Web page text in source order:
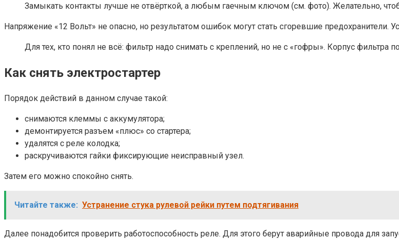
Замыкать контакты лучше не отвёрткой, а любым гаечным ключом (см. фото). Желательно,
Напряжение «12 Вольт» не опасно, но результатом ошибок могут стать сгоревшие предохранители.
Для тех, кто понял не всё: фильтр надо снимать с креплений, но не с «гофры». Корпус фильтра
Как снять электростартер
Порядок действий в данном случае такой:
снимаются клеммы с аккумулятора;
демонтируется разъем «плюс» со стартера;
удалятся с реле колодка;
раскручиваются гайки фиксирующие неисправный узел.
Затем его можно спокойно снять.
Читайте также: Устранение стука рулевой рейки путем подтягивания
Далее понадобится проверить работоспособность реле. Для этого берут аварийные провода для